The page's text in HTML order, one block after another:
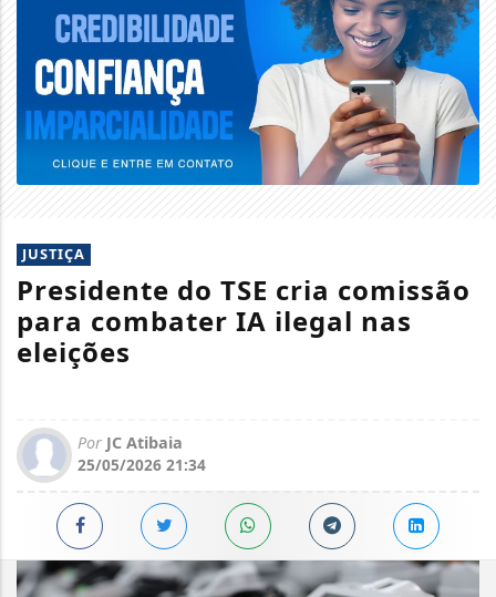
JUSTIÇA
Presidente do TSE cria comissão
para combater IA ilegal nas
eleições
Por JC Atibaia
25/05/2026 21:34